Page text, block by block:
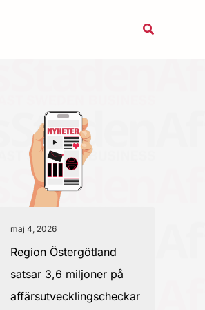
Sök
maj 4, 2026
Region Östergötland
satsar 3,6 miljoner på
affärsutvecklingscheckar